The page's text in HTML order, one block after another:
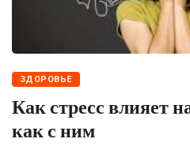
ЗДОРОВЬЕ
Как стресс влияет
как с ним